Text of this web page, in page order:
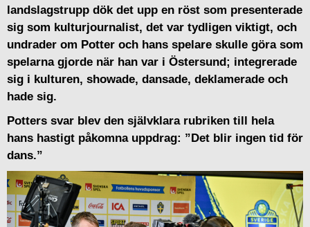
landslagstrupp dök det upp en röst som presenterade
sig som kulturjournalist, det var tydligen viktigt, och
undrader om Potter och hans spelare skulle göra som
spelarna gjorde när han var i Östersund; integrerade
sig i kulturen, showade, dansade, deklamerade och
hade sig.
Potters svar blev den självklara rubriken till hela
hans hastigt påkomna uppdrag: ”Det blir ingen tid för
dans.”